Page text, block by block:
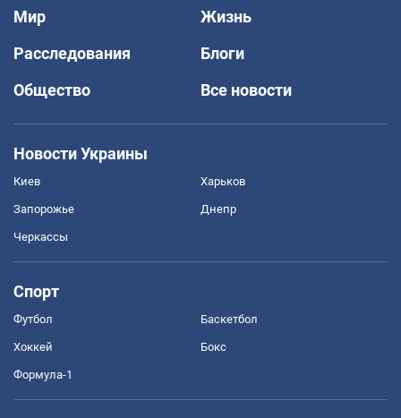
Мир
Жизнь
Расследования
Блоги
Общество
Все новости
Новости Украины
Киев Харьков
Запорожье Днепр
Черкассы
Спорт
Футбол Баскетбол
Хоккей Бокс
Формула-1